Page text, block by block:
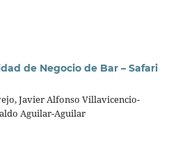
de Negocio de Bar – Safari
Javier Alfonso Villavicencio-
Aguilar-Aguilar